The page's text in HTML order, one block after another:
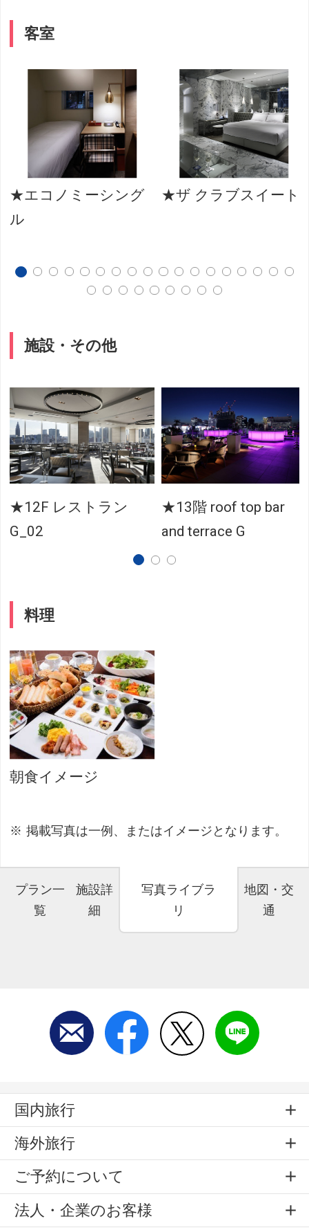
客室
★エコノミーシング
ル
★ザ クラブスイート
施設・その他
★12F レストラン
G_02
★13階 roof top bar
and terrace G
料理
朝食イメージ
掲載写真は一例、またはイメージとなります。
プラン一
覧
施設詳
細
写真ライブラ
リ
地図・交
通
国内旅行
海外旅行
ご予約について
法人・企業のお客様